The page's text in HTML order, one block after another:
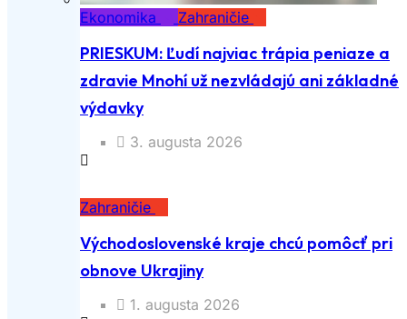
Ekonomika Zahraničie
PRIESKUM: Ľudí najviac trápia peniaze a
zdravie Mnohí už nezvládajú ani základné
výdavky
3. augusta 2026
Zahraničie
Východoslovenské kraje chcú pomôcť pri
obnove Ukrajiny
1. augusta 2026